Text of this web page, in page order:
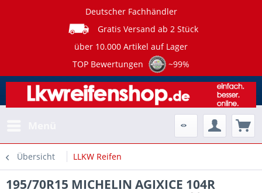
Deutscher Fachhändler
Gratis Versand ab 2 Stück
über 10.000 Artikel auf Lager
TOP Bewertungen
~99%
Übersicht LLKW Reifen
195/70R15 MICHELIN AGIXICE 104R